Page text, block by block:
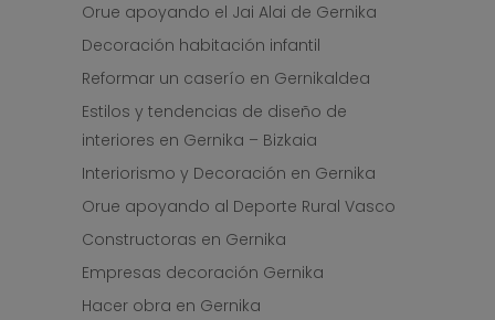
Orue apoyando el Jai Alai de Gernika
Decoración habitación infantil
Reformar un caserío en Gernikaldea
Estilos y tendencias de diseño de
interiores en Gernika – Bizkaia
Interiorismo y Decoración en Gernika
Orue apoyando al Deporte Rural Vasco
Constructoras en Gernika
Empresas decoración Gernika
Hacer obra en Gernika